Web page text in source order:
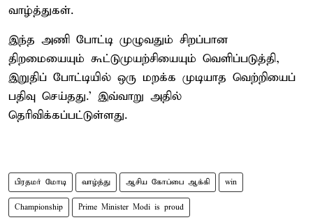
வாழ்த்துகள்.
இந்த அணி போட்டி முழுவதும் சிறப்பான
திறமையையும் கூட்டுமுயற்சியையும் வெளிப்படுத்தி,
இறுதிப் போட்டியில் ஒரு மறக்க முடியாத வெற்றியைப்
பதிவு செய்தது.’ இவ்வாறு அதில்
தெரிவிக்கப்பட்டுள்ளது.
பிரதமர் மோடி வாழ்த்து ஆசிய கோப்பை ஆக்கி win
Championship Prime Minister Modi is proud